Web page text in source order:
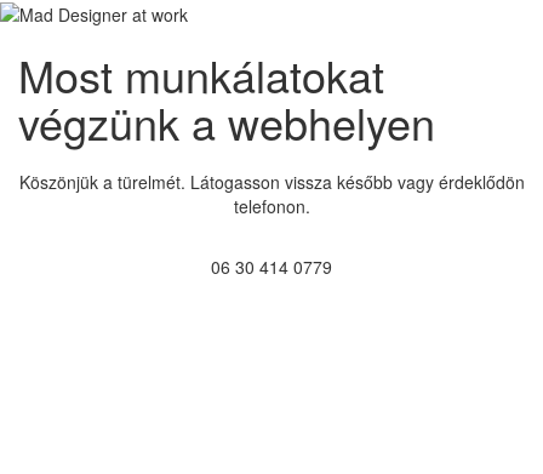
Most munkálatokat
végzünk a webhelyen
Köszönjük a türelmét. Látogasson vissza később vagy érdeklődön
telefonon.
06 30 414 0779